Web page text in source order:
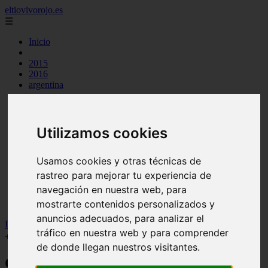
Utilizamos cookies
Usamos cookies y otras técnicas de
rastreo para mejorar tu experiencia de
navegación en nuestra web, para
mostrarte contenidos personalizados y
anuncios adecuados, para analizar el
tráfico en nuestra web y para comprender
de donde llegan nuestros visitantes.
eltiovivorojo.es
☰
Inicio
2015
2016
argentina
carnes
huevos
mariscos
postres
producto
reposteria
venezuela
verduras
Inicio recetas >Comida típica del estado Bolívar (Venezuela) 【
+5 Recetas 】
Comida típica del estado Bolívar